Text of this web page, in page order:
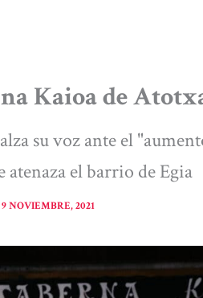
Kaioa de
su voz ante el
el barrio de Egia
9 NOVIEMBRE, 2021